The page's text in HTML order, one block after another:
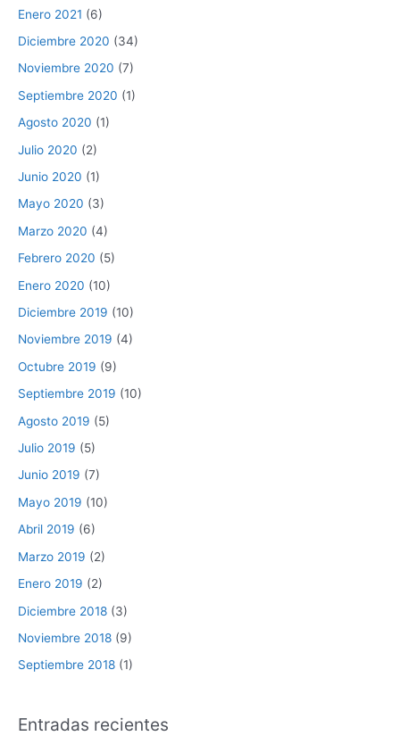
Enero 2021 (6)
Diciembre 2020 (34)
Noviembre 2020 (7)
Septiembre 2020 (1)
Agosto 2020 (1)
Julio 2020 (2)
Junio 2020 (1)
Mayo 2020 (3)
Marzo 2020 (4)
Febrero 2020 (5)
Enero 2020 (10)
Diciembre 2019 (10)
Noviembre 2019 (4)
Octubre 2019 (9)
Septiembre 2019 (10)
Agosto 2019 (5)
Julio 2019 (5)
Junio 2019 (7)
Mayo 2019 (10)
Abril 2019 (6)
Marzo 2019 (2)
Enero 2019 (2)
Diciembre 2018 (3)
Noviembre 2018 (9)
Septiembre 2018 (1)
Entradas recientes